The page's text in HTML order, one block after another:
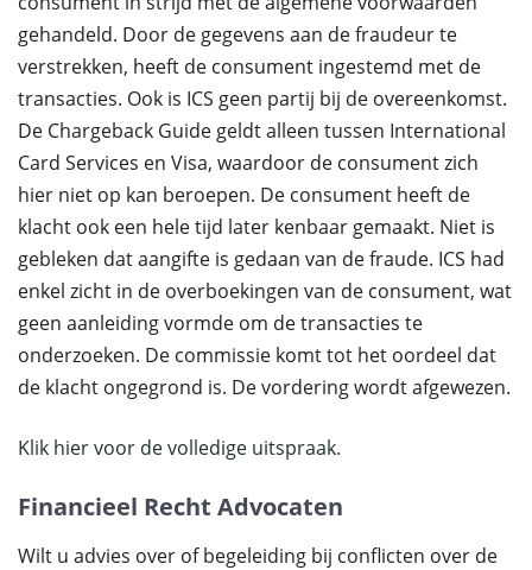
gehandeld. Door de gegevens aan de fraudeur te
verstrekken, heeft de consument ingestemd met de
transacties. Ook is ICS geen partij bij de overeenkomst.
De Chargeback Guide geldt alleen tussen International
Card Services en Visa, waardoor de consument zich
hier niet op kan beroepen. De consument heeft de
klacht ook een hele tijd later kenbaar gemaakt. Niet is
gebleken dat aangifte is gedaan van de fraude. ICS had
enkel zicht in de overboekingen van de consument, wat
geen aanleiding vormde om de transacties te
onderzoeken. De commissie komt tot het oordeel dat
de klacht ongegrond is. De vordering wordt afgewezen.
Klik hier voor de volledige uitspraak.
Financieel Recht Advocaten
Wilt u advies over of begeleiding bij conflicten over de